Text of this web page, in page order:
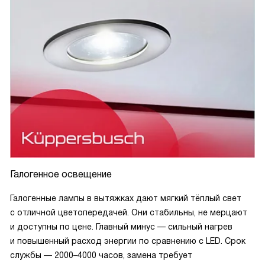
Галогенное освещение
Галогенные лампы в вытяжках дают мягкий тёплый свет
с отличной цветопередачей. Они стабильны, не мерцают
и доступны по цене. Главный минус — сильный нагрев
и повышенный расход энергии по сравнению с LED. Срок
службы — 2000–4000 часов, замена требует